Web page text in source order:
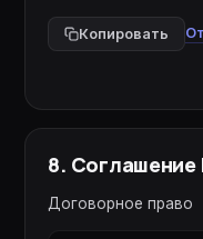
Копировать
8. Соглашение
Договорное право